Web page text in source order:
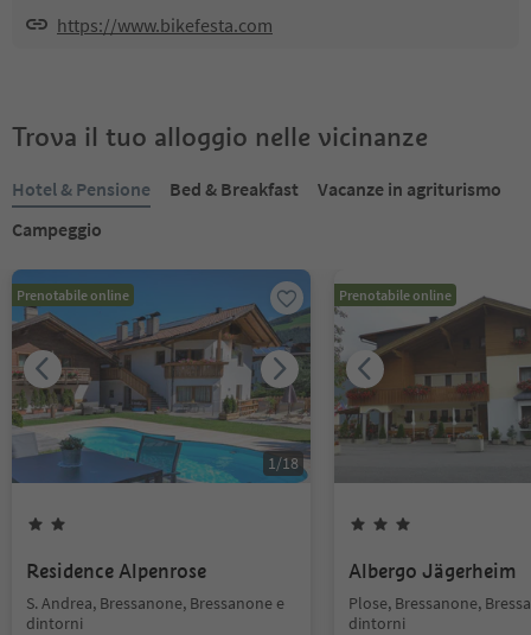
https://www.bikefesta.com
Trova il tuo alloggio nelle vicinanze
Hotel & Pensione Bed & Breakfast
Vacanze in agriturismo
Campeggio
Prenotabile online
1/18
Residence Alpenrose
S. Andrea, Bressanone, Bressanone e
dintorni
Prenotabile online
Albergo Jägerheim
Plose, Bressanone,
dintorni